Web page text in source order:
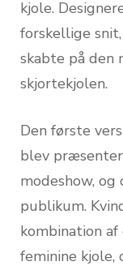
kjole.
forskellige
skabte på den
skjortekjolen.
Den første
blev
modeshow,
publikum.
kombination
feminine kjole,